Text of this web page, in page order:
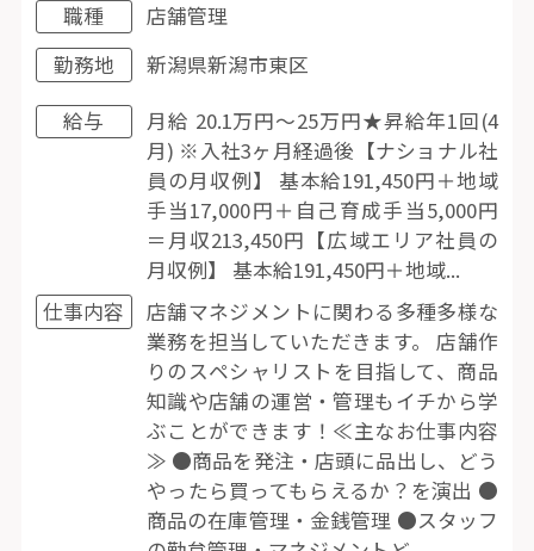
職種
店舗管理
勤務地
新潟県新潟市東区
給与
月給 20.1万円〜25万円★昇給年1回(4
月) ※入社3ヶ月経過後【ナショナル社
員の月収例】 基本給191,450円＋地域
手当17,000円＋自己育成手当5,000円
＝月収213,450円【広域エリア社員の
月収例】 基本給191,450円＋地域...
仕事内容
店舗マネジメントに関わる多種多様な
業務を担当していただきます。 店舗作
りのスペシャリストを目指して、商品
知識や店舗の運営・管理もイチから学
ぶことができます！≪主なお仕事内容
≫ ●商品を発注・店頭に品出し、どう
やったら買ってもらえるか？を演出 ●
商品の在庫管理・金銭管理 ●スタッフ